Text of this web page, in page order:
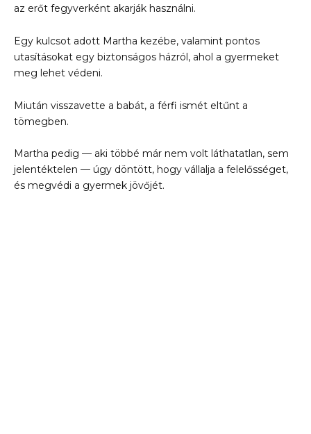
az erőt fegyverként akarják használni.
Egy kulcsot adott Martha kezébe, valamint pontos
utasításokat egy biztonságos házról, ahol a gyermeket
meg lehet védeni.
Miután visszavette a babát, a férfi ismét eltűnt a
tömegben.
Martha pedig — aki többé már nem volt láthatatlan, sem
jelentéktelen — úgy döntött, hogy vállalja a felelősséget,
és megvédi a gyermek jövőjét.